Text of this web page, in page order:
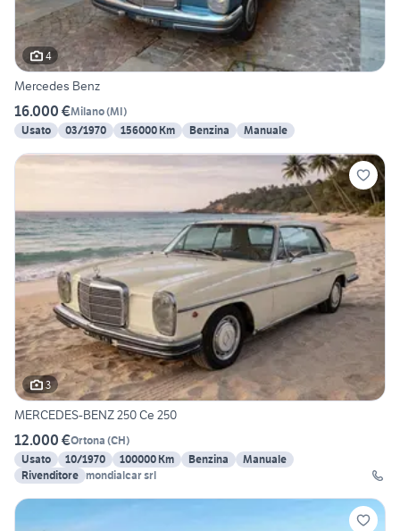
4
Mercedes Benz
16.000 €Milano(MI)
Usato
03/1970 156000 Km Benzina Manuale
3
MERCEDES-BENZ 250 Ce 250
12.000 €Ortona (CH)
Usato
10/1970 100000 Km Benzina
Manuale
Rivenditore mondialcar srl